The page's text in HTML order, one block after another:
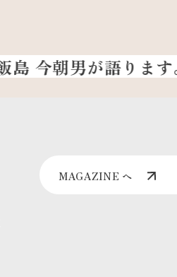
MAGAZINE へ